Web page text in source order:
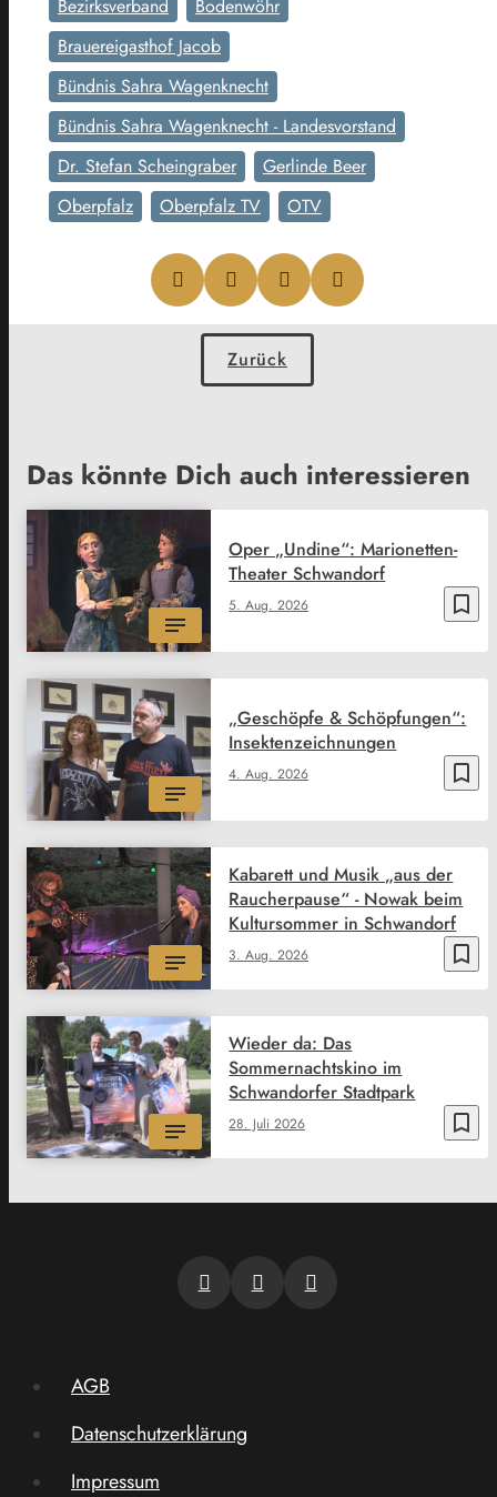
Bezirksverband
Bodenwöhr
Brauereigasthof Jacob
Bündnis Sahra Wagenknecht
Bündnis Sahra Wagenknecht - Landesvorstand
Dr. Stefan Scheingraber
Gerlinde Beer
Oberpfalz
Oberpfalz TV OTV
Zurück
Das könnte Dich auch interessieren
bookmark_border
5. Aug. 2026
Oper „Undine“: Marionetten-
Theater Schwandorf
bookmark_border
4. Aug. 2026
„Geschöpfe & Schöpfungen“:
Insektenzeichnungen
bookmark_border
3. Aug. 2026
Kabarett und Musik „aus der
Raucherpause“ - Nowak beim
Kultursommer in Schwandorf
bookmark_border
28. Juli 2026
Wieder da: Das
Sommernachtskino im
Schwandorfer Stadtpark
AGB
Datenschutzerklärung
Impressum